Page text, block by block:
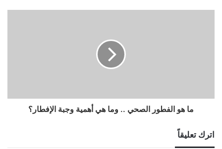
ما هو الفطور الصحي .. وما هي أهمية وجبة الإفطار؟
اترك تعليقاً